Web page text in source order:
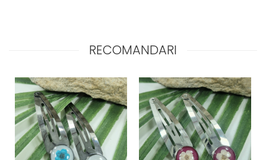
TOATE Produsele Zero Waste
TOATE Produsele Personalizate
RECOMANDARI